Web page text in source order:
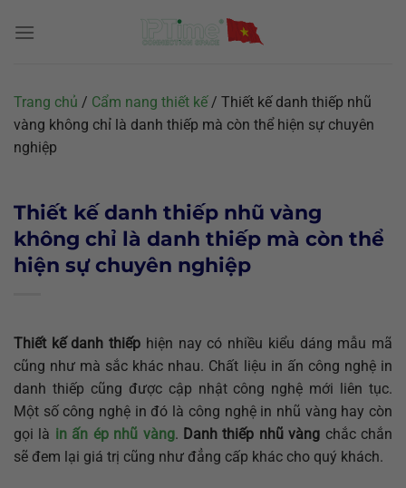
đến
Trang chủ / Cẩm nang thiết kế/ Thiết kế danh thiếp nhũ
vàng không chỉ là danh thiếp mà còn thể hiện sự chuyên
nghiệp
Thiết kế danh thiếp nhũ vàng
không chỉ là danh thiếp mà còn thể
hiện sự chuyên nghiệp
Thiết kế danh thiếp hiện nay có nhiều kiểu dáng mẫu mã
cũng như mà sắc khác nhau. Chất liệu in ấn công nghệ in
danh thiếp cũng được cập nhật công nghệ mới liên tục.
Một số công nghệ in đó là công nghệ in nhũ vàng hay còn
gọi là in ấn ép nhũ vàng. Danh thiếp nhũ vàng chắc chắn
sẽ đem lại giá trị cũng như đẳng cấp khác cho quý khách.